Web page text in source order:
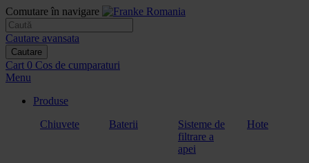
Comutare în navigare
Cautare avansata
Cautare
Cart 0 Cos de cumparaturi
Menu
Produse
Chiuvete
Baterii
Sisteme de
filtrare a
apei
Hote